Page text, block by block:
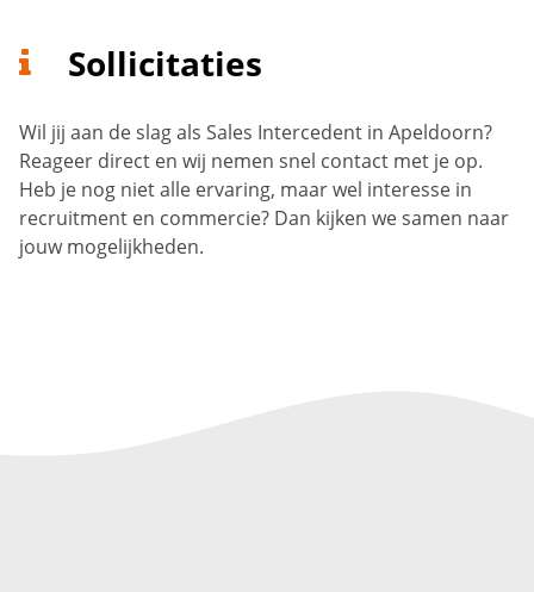
Sollicitaties
Wil jij aan de slag als Sales Intercedent in Apeldoorn?
Reageer direct en wij nemen snel contact met je op.
Heb je nog niet alle ervaring, maar wel interesse in
recruitment en commercie? Dan kijken we samen naar
jouw mogelijkheden.